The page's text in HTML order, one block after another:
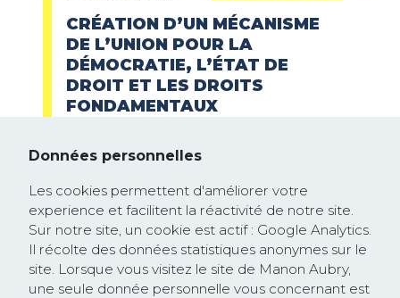
CRÉATION D’UN MÉCANISME
DE L’UNION POUR LA
DÉMOCRATIE, L’ÉTAT DE
DROIT ET LES DROITS
FONDAMENTAUX
Parlement européen sur le premier
Données personnelles
Les cookies permettent d'améliorer votre
experience et facilitent la réactivité de notre site.
Sur notre site, un cookie est actif : Google Analytics.
Il récolte des données statistiques anonymes sur le
site. Lorsque vous visitez le site de Manon Aubry,
une seule donnée personnelle vous concernant est